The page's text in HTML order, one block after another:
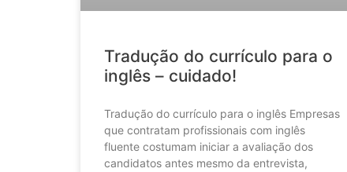
Tradução do currículo para o
inglês – cuidado!
Tradução do currículo para o inglês Empresas
que contratam profissionais com inglês
fluente costumam iniciar a avaliação dos
candidatos antes mesmo da entrevista,